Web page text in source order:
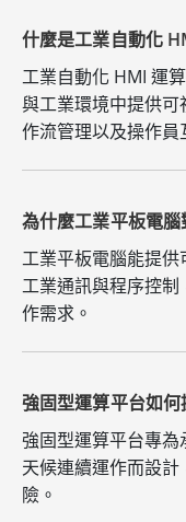
什麼是工業自動化
工業自動化 HMI 運
與工業環境中提供
作流管理以及操作員
為什麼工業平板電
工業平板電腦能提供
工業通訊與程序控
作需求。
強固型運算平台如
強固型運算平台專
天候連續運作而設
險。